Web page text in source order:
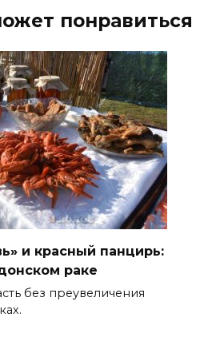
07:15
области сбили 20
23:00
и
их рассказы:
7 августа
22:32
понравиться
и красный панцирь:
раке
без преувеличения